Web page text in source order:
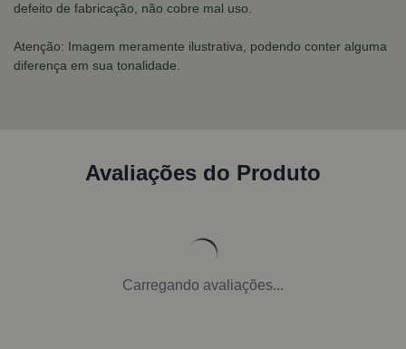
defeito de fabricação, não cobre mal uso.
Atenção: Imagem meramente ilustrativa, podendo conter alguma
diferença em sua tonalidade.
Avaliações do Produto
Carregando avaliações...